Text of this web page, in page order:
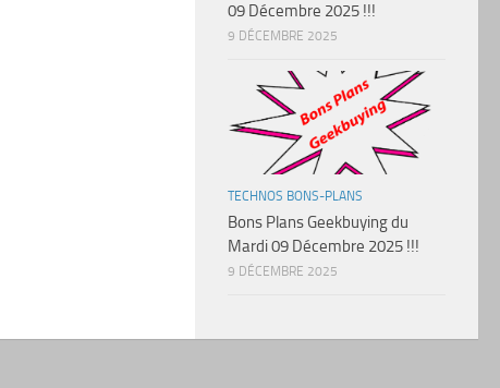
09 Décembre 2025 !!!
9 DÉCEMBRE 2025
TECHNOS BONS-PLANS
Bons Plans Geekbuying du
Mardi 09 Décembre 2025 !!!
9 DÉCEMBRE 2025